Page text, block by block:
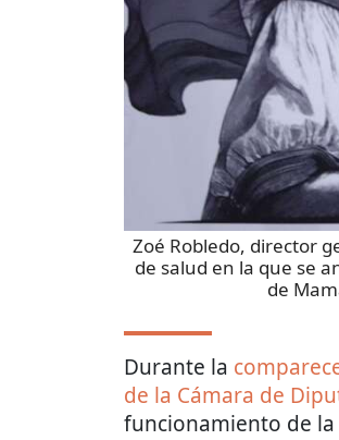
Zoé Robledo, director
de salud en la que se
de
Durante la
de la Cámara de
funcionamiento de